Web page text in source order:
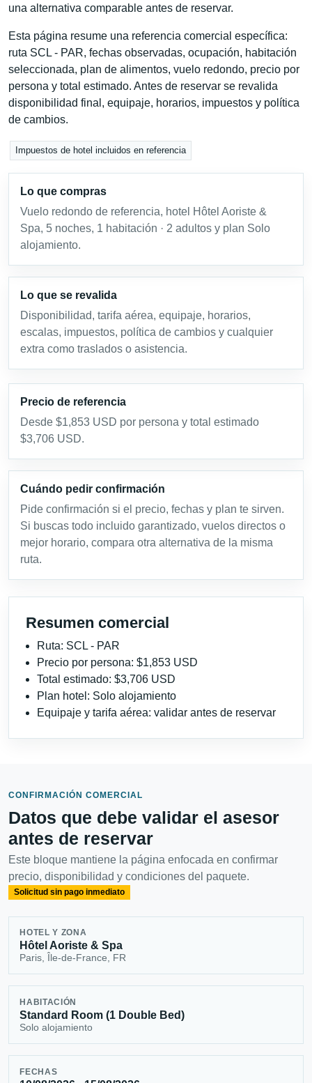
una alternativa comparable antes de reservar.
Esta página resume una referencia comercial específica:
ruta SCL - PAR, fechas observadas, ocupación, habitación
seleccionada, plan de alimentos, vuelo redondo, precio por
persona y total estimado. Antes de reservar se revalida
disponibilidad final, equipaje, horarios, impuestos y política
de cambios.
Impuestos de hotel incluidos en referencia
Lo que compras
Vuelo redondo de referencia, hotel Hôtel Aoriste &
Spa, 5 noches, 1 habitación · 2 adultos y plan Solo
alojamiento.
Lo que se revalida
Disponibilidad, tarifa aérea, equipaje, horarios,
escalas, impuestos, política de cambios y cualquier
extra como traslados o asistencia.
Precio de referencia
Desde $1,853 USD por persona y total estimado
$3,706 USD.
Cuándo pedir confirmación
Pide confirmación si el precio, fechas y plan te sirven.
Si buscas todo incluido garantizado, vuelos directos o
mejor horario, compara otra alternativa de la misma
ruta.
Resumen comercial
Ruta: SCL - PAR
Precio por persona: $1,853 USD
Total estimado: $3,706 USD
Plan hotel: Solo alojamiento
Equipaje y tarifa aérea: validar antes de reservar
CONFIRMACIÓN COMERCIAL
Datos que debe validar el asesor
antes de reservar
Este bloque mantiene la página enfocada en confirmar
precio, disponibilidad y condiciones del paquete.
Solicitud sin pago inmediato
HOTEL Y ZONA
Hôtel Aoriste & Spa
Paris, Île-de-France, FR
HABITACIÓN
Standard Room (1 Double Bed)
Solo alojamiento
FECHAS